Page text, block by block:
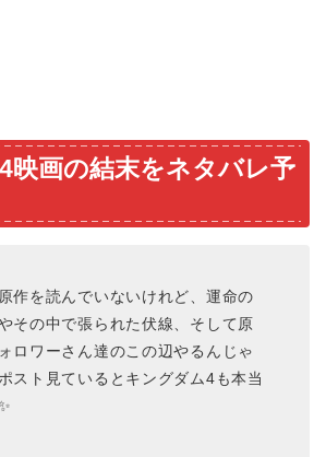
映画の結末をネタバレ予
作を読んでいないけれど、運命の
その中で張られた伏線、そして原
ロワーさん達のこの辺やるんじゃ
スト見ているとキングダム4も本当